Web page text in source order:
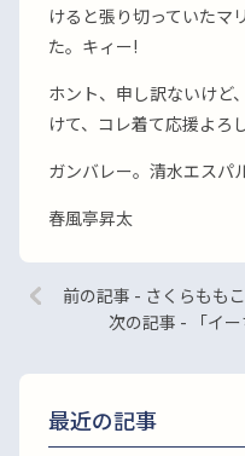
けると張り切っていたマ
た。キィー!
ホント、申し訳ないけど
けて、コレ着て応援よろ
ガンバレー。清水エスパ
春風亭昇太
前の記事 - さくらもも
次の記事 - 「イ
最近の記事